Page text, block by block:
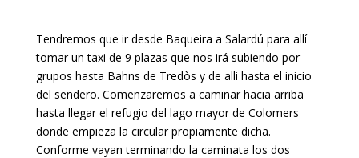
Tendremos que ir desde Baqueira a Salardú para allí
tomar un taxi de 9 plazas que nos irá subiendo por
grupos hasta Bahns de Tredòs y de alli hasta el inicio
del sendero. Comenzaremos a caminar hacia arriba
hasta llegar el refugio del lago mayor de Colomers
donde empieza la circular propiamente dicha.
Conforme vayan terminando la caminata los dos